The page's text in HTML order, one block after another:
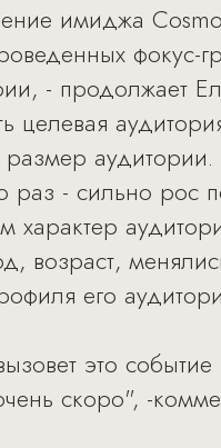
имиджа
- продолжает
целевая
- сильно рос
возраст,
его
это
скоро", -